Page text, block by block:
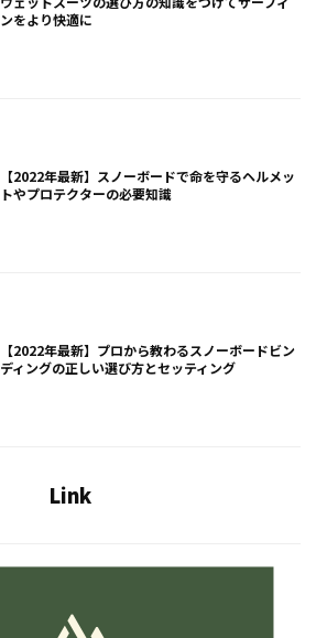
ンをより快適に
【2022年最新】スノーボードで命を守るヘルメッ
トやプロテクターの必要知識
【2022年最新】プロから教わるスノーボードビン
ディングの正しい選び方とセッティング
Link